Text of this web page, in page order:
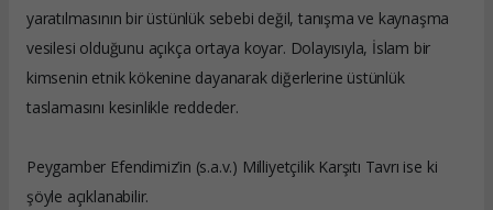
yaratılmasının bir üstünlük sebebi değil, tanışma ve kaynaşma
vesilesi olduğunu açıkça ortaya koyar. Dolayısıyla, İslam bir
kimsenin etnik kökenine dayanarak diğerlerine üstünlük
taslamasını kesinlikle reddeder.
Peygamber Efendimiz’in (s.a.v.) Milliyetçilik Karşıtı Tavrı ise ki
şöyle açıklanabilir.